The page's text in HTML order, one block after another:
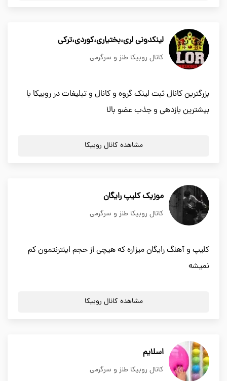
لینکدونی لری،بختیاری،کوردی،ترکی
کانال روبیکا طنز و سرگرمی
بزرگترین کانال ثبت لینک گروه و کانال و تبلیغات در روبیکا با
بیشترین بازدهی و جذب عضو بالا
مشاهده کانال روبیکا
موزیک کلیپ رایگان
کانال روبیکا طنز و سرگرمی
کلیپ و آهنگ رایگان میزاره که هیچی از حجم اینترنتمون کم
نمیشه
مشاهده کانال روبیکا
اسلایم
کانال روبیکا طنز و سرگرمی